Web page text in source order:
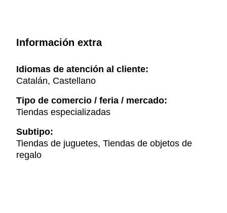
Información extra
Idiomas de atención al cliente:
Catalán, Castellano
Tipo de comercio / feria / mercado:
Tiendas especializadas
Subtipo:
Tiendas de juguetes, Tiendas de objetos de
regalo